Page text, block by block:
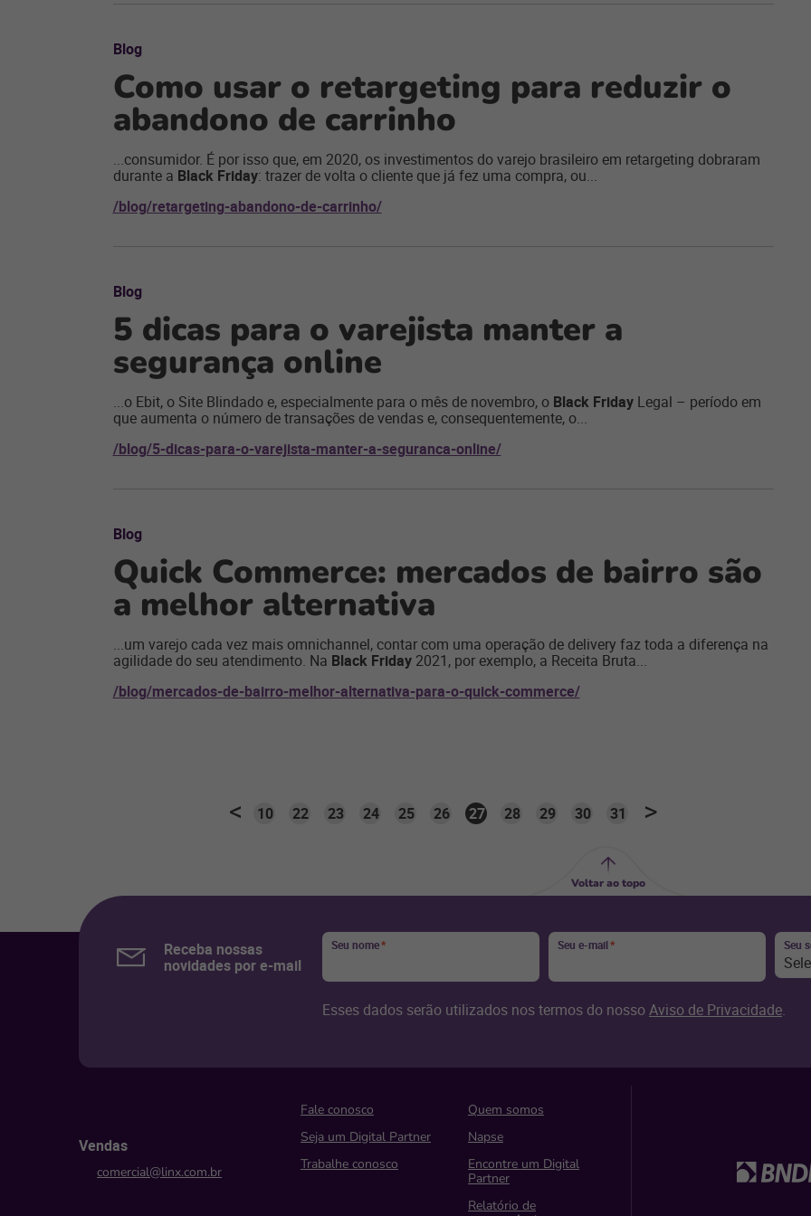
Blog
Como usar o retargeting para reduzir o
abandono de carrinho
...consumidor. É por isso que, em 2020, os investimentos do varejo brasileiro em retargeting dobraram
durante a Black Friday: trazer de volta o cliente que já fez uma compra, ou...
/blog/retargeting-abandono-de-carrinho/
Blog
5 dicas para o varejista manter a
segurança online
...o Ebit, o Site Blindado e, especialmente para o mês de novembro, o Black FridayLegal – período em
que aumenta o número de transações de vendas e, consequentemente, o...
/blog/5-dicas-para-o-varejista-manter-a-seguranca-online/
Blog
Quick Commerce: mercados de bairro são
a melhor alternativa
...um varejo cada vez mais omnichannel, contar com uma operação de delivery faz toda a diferença na
agilidade do seu atendimento. Na Black Friday2021, por exemplo, a Receita Bruta...
/blog/mercados-de-bairro-melhor-alternativa-para-o-quick-commerce/
10 22 23 24 25 26 27 28 29 30 31
Voltar ao topo
Receba nossas
novidades por e-mail
Seu nome* Seu e-mail* Seu
Esses dados serão utilizados nos termos do nossoAviso de Privacidade.
Vendas
comercial@linx.com.br
Fale conosco
Quem somos
Seja um Digital Partner
Napse
Trabalhe conosco
Encontre um Digital
Partner
Relatório de